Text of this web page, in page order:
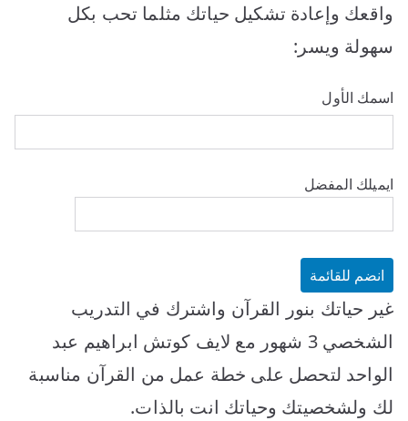
واقعك وإعادة تشكيل حياتك مثلما تحب بكل
سهولة ويسر:
اسمك الأول
ايميلك المفضل
غير حياتك بنور القرآن واشترك في التدريب
الشخصي 3 شهور مع لايف كوتش ابراهيم عبد
الواحد لتحصل على خطة عمل من القرآن مناسبة
لك ولشخصيتك وحياتك انت بالذات.